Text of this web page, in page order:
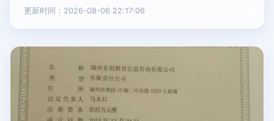
更新时间：2026-08-06 22:17:06